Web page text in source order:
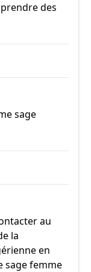
des
sage
au
la
en
sage femme